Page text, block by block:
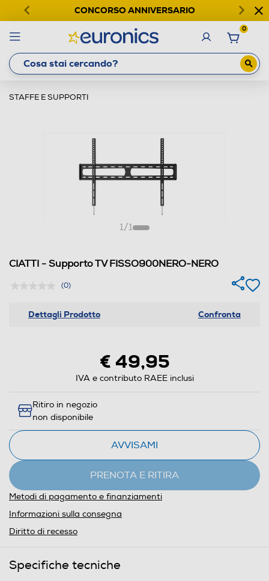
CONCORSO ANNIVERSARIO
0
STAFFE E SUPPORTI
1/1
CIATTI - Supporto TV FISSO900NERO-NERO
(0)
Dettagli Prodotto Confronta
€ 49,95
IVA e contributo RAEE inclusi
Ritiro in negozio
non disponibile
AVVISAMI
PRENOTA E RITIRA
Metodi di pagamento e finanziamenti
Informazioni sulla consegna
Diritto di recesso
Specifiche tecniche